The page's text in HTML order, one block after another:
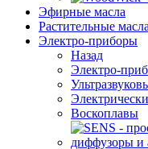
Эфирные масла
Растительные масла
Электро-приборы
Назад
Электро-
Воскоплавы